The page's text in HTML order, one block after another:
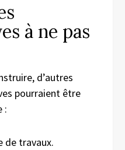
à ne pas
d’autres
pourraient être
:
de travaux.